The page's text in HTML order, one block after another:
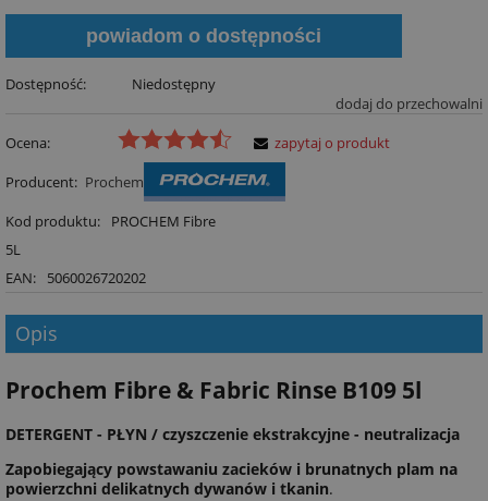
powiadom o dostępności
Dostępność:
Niedostępny
dodaj do przechowalni
Ocena:
Producent: Prochem
Kod produktu:
PROCHEM Fibre
5L
EAN:
5060026720202
zapytaj o produkt
Opis
Prochem Fibre & Fabric Rinse B109 5l
DETERGENT - PŁYN / czyszczenie ekstrakcyjne - neutralizacja
Zapobiegający powstawaniu zacieków i brunatnych plam na
powierzchni delikatnych dywanów i tkanin.